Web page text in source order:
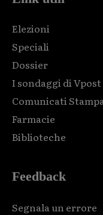
Elezioni
Speciali
Dossier
I sondaggi di Vpost
Comunicati
Farmacie
Biblioteche
Feedback
Segnala un errore